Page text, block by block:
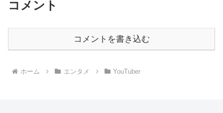
コメント
コメントを書き込む
ホーム エンタメ YouTuber